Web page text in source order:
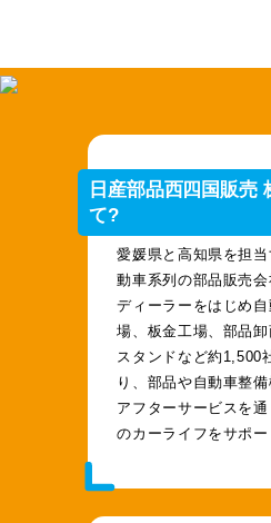
日産部品西四国販売
て?
愛媛県と高知県を担
動車系列の部品販売
ディーラーをはじめ
場、板金工場、部品
スタンドなど約1,500
り、部品や自動車整備
アフターサービスを
のカーライフをサポー